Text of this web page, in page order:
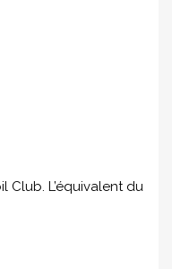
Club. L’équivalent du